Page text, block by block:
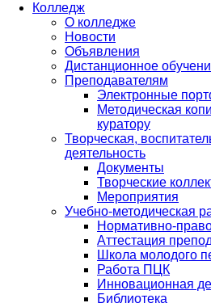
Колледж
О колледже
Новости
Объявления
Дистанционное
Преподавателям
Электронные
Методическая
куратору
Творческая,
деятельность
Документы
Творческие
Мероприятия
Учебно-методическая
Нормативно-
Аттестация
Школа молодого
Работа ПЦК
Инновационная
Библиотека